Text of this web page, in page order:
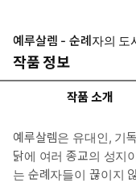
예루살렘 - 순례자의 도
작품 정보
작품 소개
예루살렘은 유대인, 기
닭에 여러 종교의 성지
는 순례자들이 끊이지